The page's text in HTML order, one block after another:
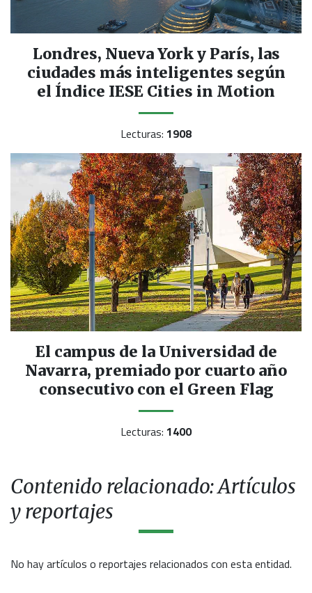
Londres, Nueva York y París, las
ciudades más inteligentes según
el Índice IESE Cities in Motion
Lecturas: 1908
El campus de la Universidad de
Navarra, premiado por cuarto año
consecutivo con el Green Flag
Lecturas: 1400
Contenido relacionado: Artículos
y reportajes
No hay artículos o reportajes relacionados con esta entidad.